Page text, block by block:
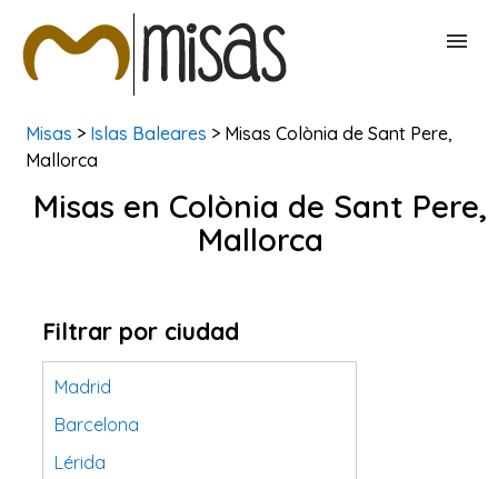
BUSCAR MISAS
CONTACTAR
Misas > Islas Baleares > Misas Colònia de Sant Pere,
Mallorca
Misas en Colònia de Sant Pere,
Mallorca
Filtrar por ciudad
Madrid
Barcelona
Lérida